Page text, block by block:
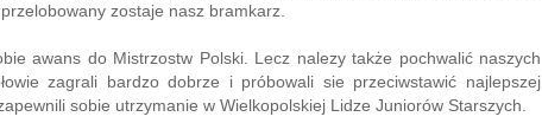
zostaje nasz bramkarz.
awans do Mistrzostw Polski. Lecz nalezy także pochwalić naszych
zagrali bardzo dobrze i próbowali sie przeciwstawić najlepszej
sobie utrzymanie w Wielkopolskiej Lidze Juniorów Starszych.